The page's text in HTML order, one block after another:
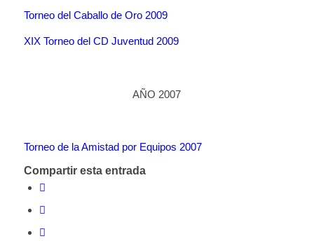
Torneo del Caballo de Oro 2009
XIX Torneo del CD Juventud 2009
AÑO 2007
Torneo de la Amistad por Equipos 2007
Compartir esta entrada